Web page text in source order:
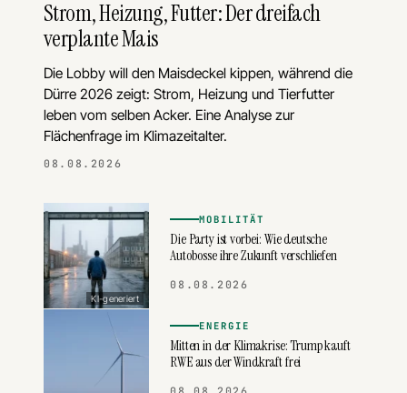
Strom, Heizung, Futter: Der dreifach
verplante Mais
Die Lobby will den Maisdeckel kippen, während die
Dürre 2026 zeigt: Strom, Heizung und Tierfutter
leben vom selben Acker. Eine Analyse zur
Flächenfrage im Klimazeitalter.
08.08.2026
KI-generiert
MOBILITÄT
Die Party ist vorbei: Wie deutsche
Autobosse ihre Zukunft verschliefen
08.08.2026
ENERGIE
Mitten in der Klimakrise: Trump kauft
RWE aus der Windkraft frei